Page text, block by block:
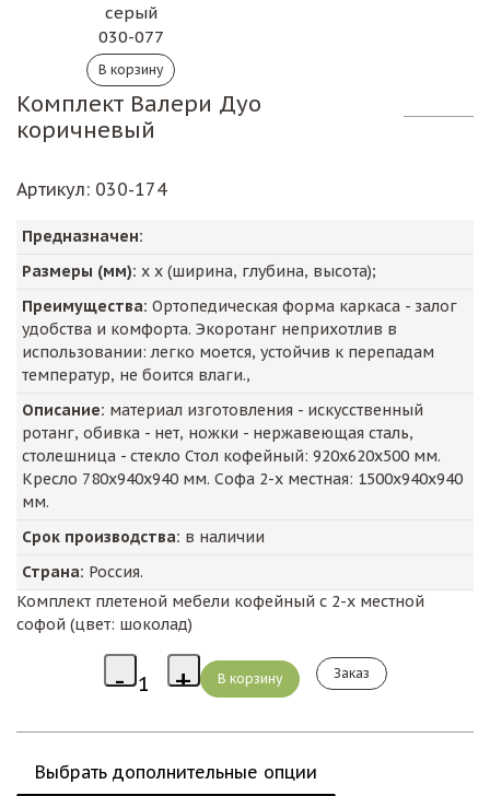
серый
030-077
Комплект Валери Дуо
коричневый
Артикул: 030-174
Предназначен:
Размеры (мм): х х (ширина, глубина, высота);
Преимущества: Ортопедическая форма каркаса - залог
удобства и комфорта. Экоротанг неприхотлив в
использовании: легко моется, устойчив к перепадам
температур, не боится влаги.,
Описание: материал изготовления - искусственный
ротанг, обивка - нет, ножки - нержавеющая сталь,
столешница - стекло Стол кофейный: 920х620х500 мм.
Кресло 780х940х940 мм. Софа 2-х местная: 1500х940х940
мм.
Срок производства: в наличии
Страна: Россия.
Комплект плетеной мебели кофейный с 2-х местной
софой (цвет: шоколад)
Заказ
Выбрать дополнительные опции